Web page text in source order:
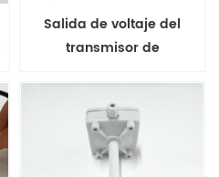
Salida de voltaje del
transmisor de
FHT31